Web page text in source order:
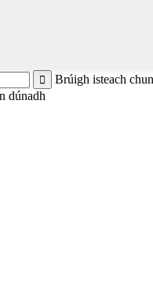
Brúigh isteach
dúnadh